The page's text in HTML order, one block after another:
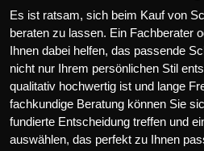
Es ist ratsam, sich beim Kauf von
beraten zu lassen. Ein Fachberater
Ihnen dabei helfen, das passende
nicht nur Ihrem persönlichen Stil
qualitativ hochwertig ist und lange
fachkundige Beratung können Sie
fundierte Entscheidung treffen und
auswählen, das perfekt zu Ihnen